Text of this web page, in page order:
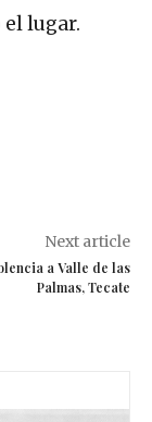
lugar.
Next article
a Valle de las
Palmas, Tecate